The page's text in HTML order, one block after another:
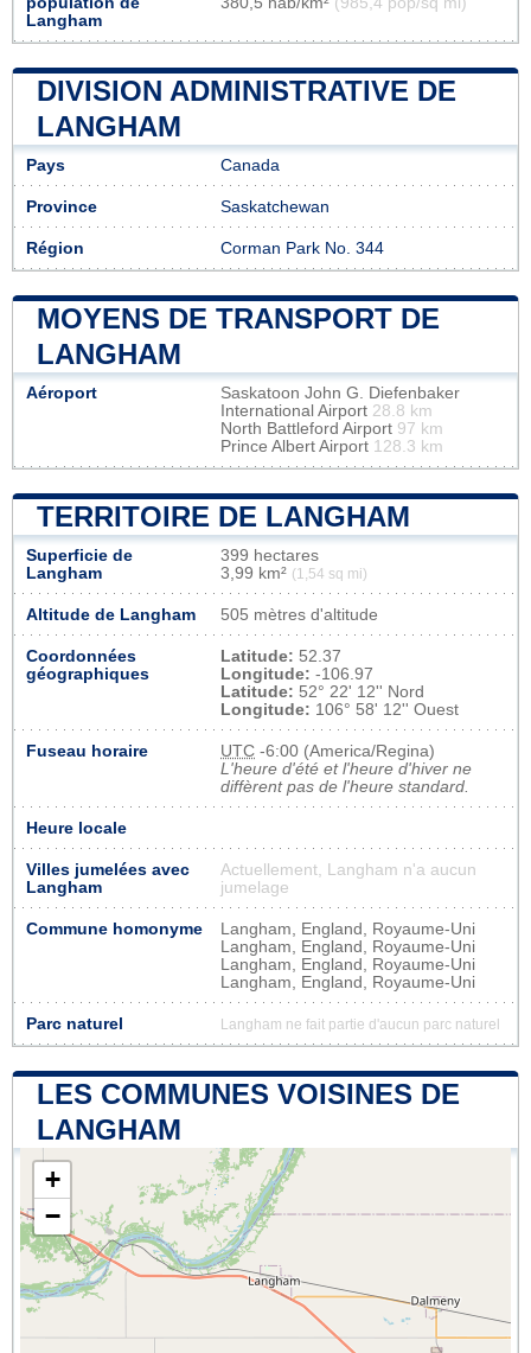
Langham
DIVISION ADMINISTRATIVE DE
LANGHAM
Pays Canada
Province Saskatchewan
Région Corman Park No. 344
MOYENS DE TRANSPORT DE
LANGHAM
Aéroport
Saskatoon John G. Diefenbaker
International Airport 28.8 km
North Battleford Airport 97 km
Prince Albert Airport 128.3 km
TERRITOIRE DE LANGHAM
Superficie de
Langham
399 hectares
3,99 km² (1,54 sq mi)
Altitude de Langham 505 mètres d'altitude
Coordonnées
géographiques
Latitude: 52.37
Longitude: -106.97
Latitude: 52° 22' 12'' Nord
Longitude: 106° 58' 12'' Ouest
Fuseau horaire UTC -6:00 (America/Regina)
L'heure d'été et l'heure d'hiver ne
diffèrent pas de l'heure standard.
Heure locale
Villes jumelées avec
Langham
Actuellement, Langham n'a aucun
jumelage
Commune homonyme
Langham, England, Royaume-Uni
Langham, England, Royaume-Uni
Langham, England, Royaume-Uni
Langham, England, Royaume-Uni
Parc naturel Langham ne fait partie d'aucun parc naturel
LES COMMUNES VOISINES DE
LANGHAM
+
−